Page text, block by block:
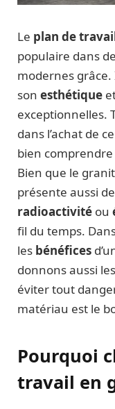
Le plan de
populaire dans
modernes grâce.
son esthétique
exceptionnelles.
dans l’achat de
bien comprendre
Bien que le
présente aussi
radioactivité ou
fil du temps.
les bénéfices
donnons aussi les
éviter tout
matériau est le
Pourquoi
travail en